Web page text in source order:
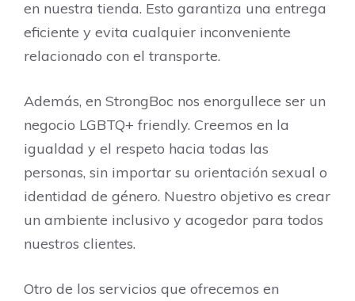
en nuestra tienda. Esto garantiza una entrega
eficiente y evita cualquier inconveniente
relacionado con el transporte.
Además, en StrongBoc nos enorgullece ser un
negocio LGBTQ+ friendly. Creemos en la
igualdad y el respeto hacia todas las
personas, sin importar su orientación sexual o
identidad de género. Nuestro objetivo es crear
un ambiente inclusivo y acogedor para todos
nuestros clientes.
Otro de los servicios que ofrecemos en